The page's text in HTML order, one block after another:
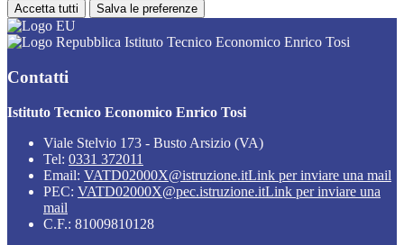
Accetta tutti Salva le preferenze
Istituto Tecnico Economico Enrico Tosi
Contatti
Istituto Tecnico Economico Enrico Tosi
Viale Stelvio 173 - Busto Arsizio (VA)
Tel: 0331 372011
Email: VATD02000X@istruzione.itLink per inviare una mail
PEC: VATD02000X@pec.istruzione.itLink per inviare una
mail
C.F.: 81009810128